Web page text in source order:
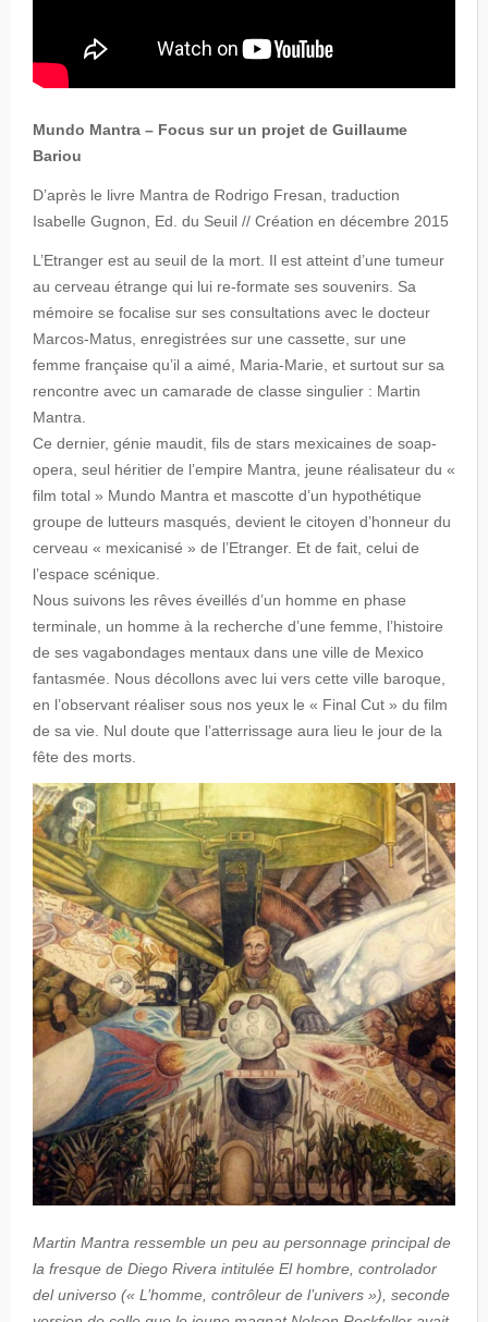
Mundo Mantra – Focus sur un projet de Guillaume
Bariou
D’après le livre Mantra de Rodrigo Fresan, traduction
Isabelle Gugnon, Ed. du Seuil // Création en décembre 2015
L’Etranger est au seuil de la mort. Il est atteint d’une tumeur
au cerveau étrange qui lui re-formate ses souvenirs. Sa
mémoire se focalise sur ses consultations avec le docteur
Marcos-Matus, enregistrées sur une cassette, sur une
femme française qu’il a aimé, Maria-Marie, et surtout sur sa
rencontre avec un camarade de classe singulier : Martin
Mantra.
Ce dernier, génie maudit, fils de stars mexicaines de soap-
opera, seul héritier de l’empire Mantra, jeune réalisateur du «
film total » Mundo Mantra et mascotte d’un hypothétique
groupe de lutteurs masqués, devient le citoyen d’honneur du
cerveau « mexicanisé » de l’Etranger. Et de fait, celui de
l’espace scénique.
Nous suivons les rêves éveillés d’un homme en phase
terminale, un homme à la recherche d’une femme, l’histoire
de ses vagabondages mentaux dans une ville de Mexico
fantasmée. Nous décollons avec lui vers cette ville baroque,
en l’observant réaliser sous nos yeux le « Final Cut » du film
de sa vie. Nul doute que l’atterrissage aura lieu le jour de la
fête des morts.
Martin Mantra ressemble un peu au personnage principal de
la fresque de Diego Rivera intitulée El hombre, controlador
del universo (« L’homme, contrôleur de l’univers »), seconde